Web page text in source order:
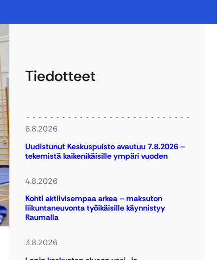
Tiedotteet
6.8.2026
Uudistunut Keskuspuisto avautuu 7.8.2026 –
tekemistä kaikenikäisille ympäri vuoden
4.8.2026
Kohti aktiivisempaa arkea – maksuton
liikuntaneuvonta työikäisille käynnistyy
Raumalla
3.8.2026